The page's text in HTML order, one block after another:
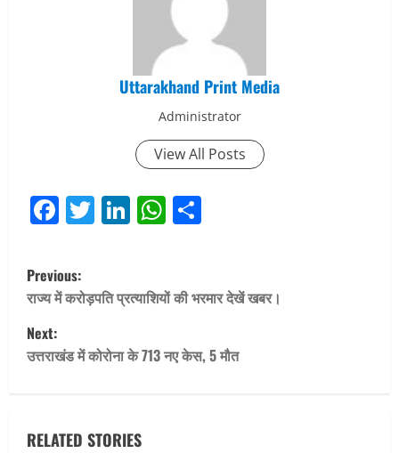
Uttarakhand Print Media
Administrator
View All Posts
Facebook
Twitter
LinkedIn
WhatsApp
P
o
s
Previous:
राज्य में करोड़पति प्रत्याशियों की भरमार देखें खबर।
Next:
उत्तराखंड में कोरोना के 713 नए केस, 5 मौत
RELATED STORIES